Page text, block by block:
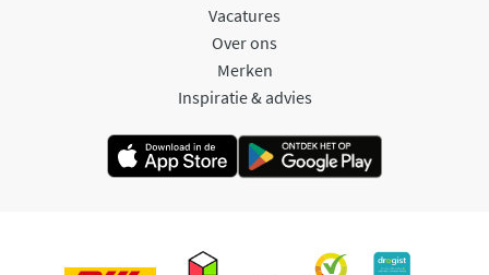
Vacatures
Over ons
Merken
Inspiratie & advies